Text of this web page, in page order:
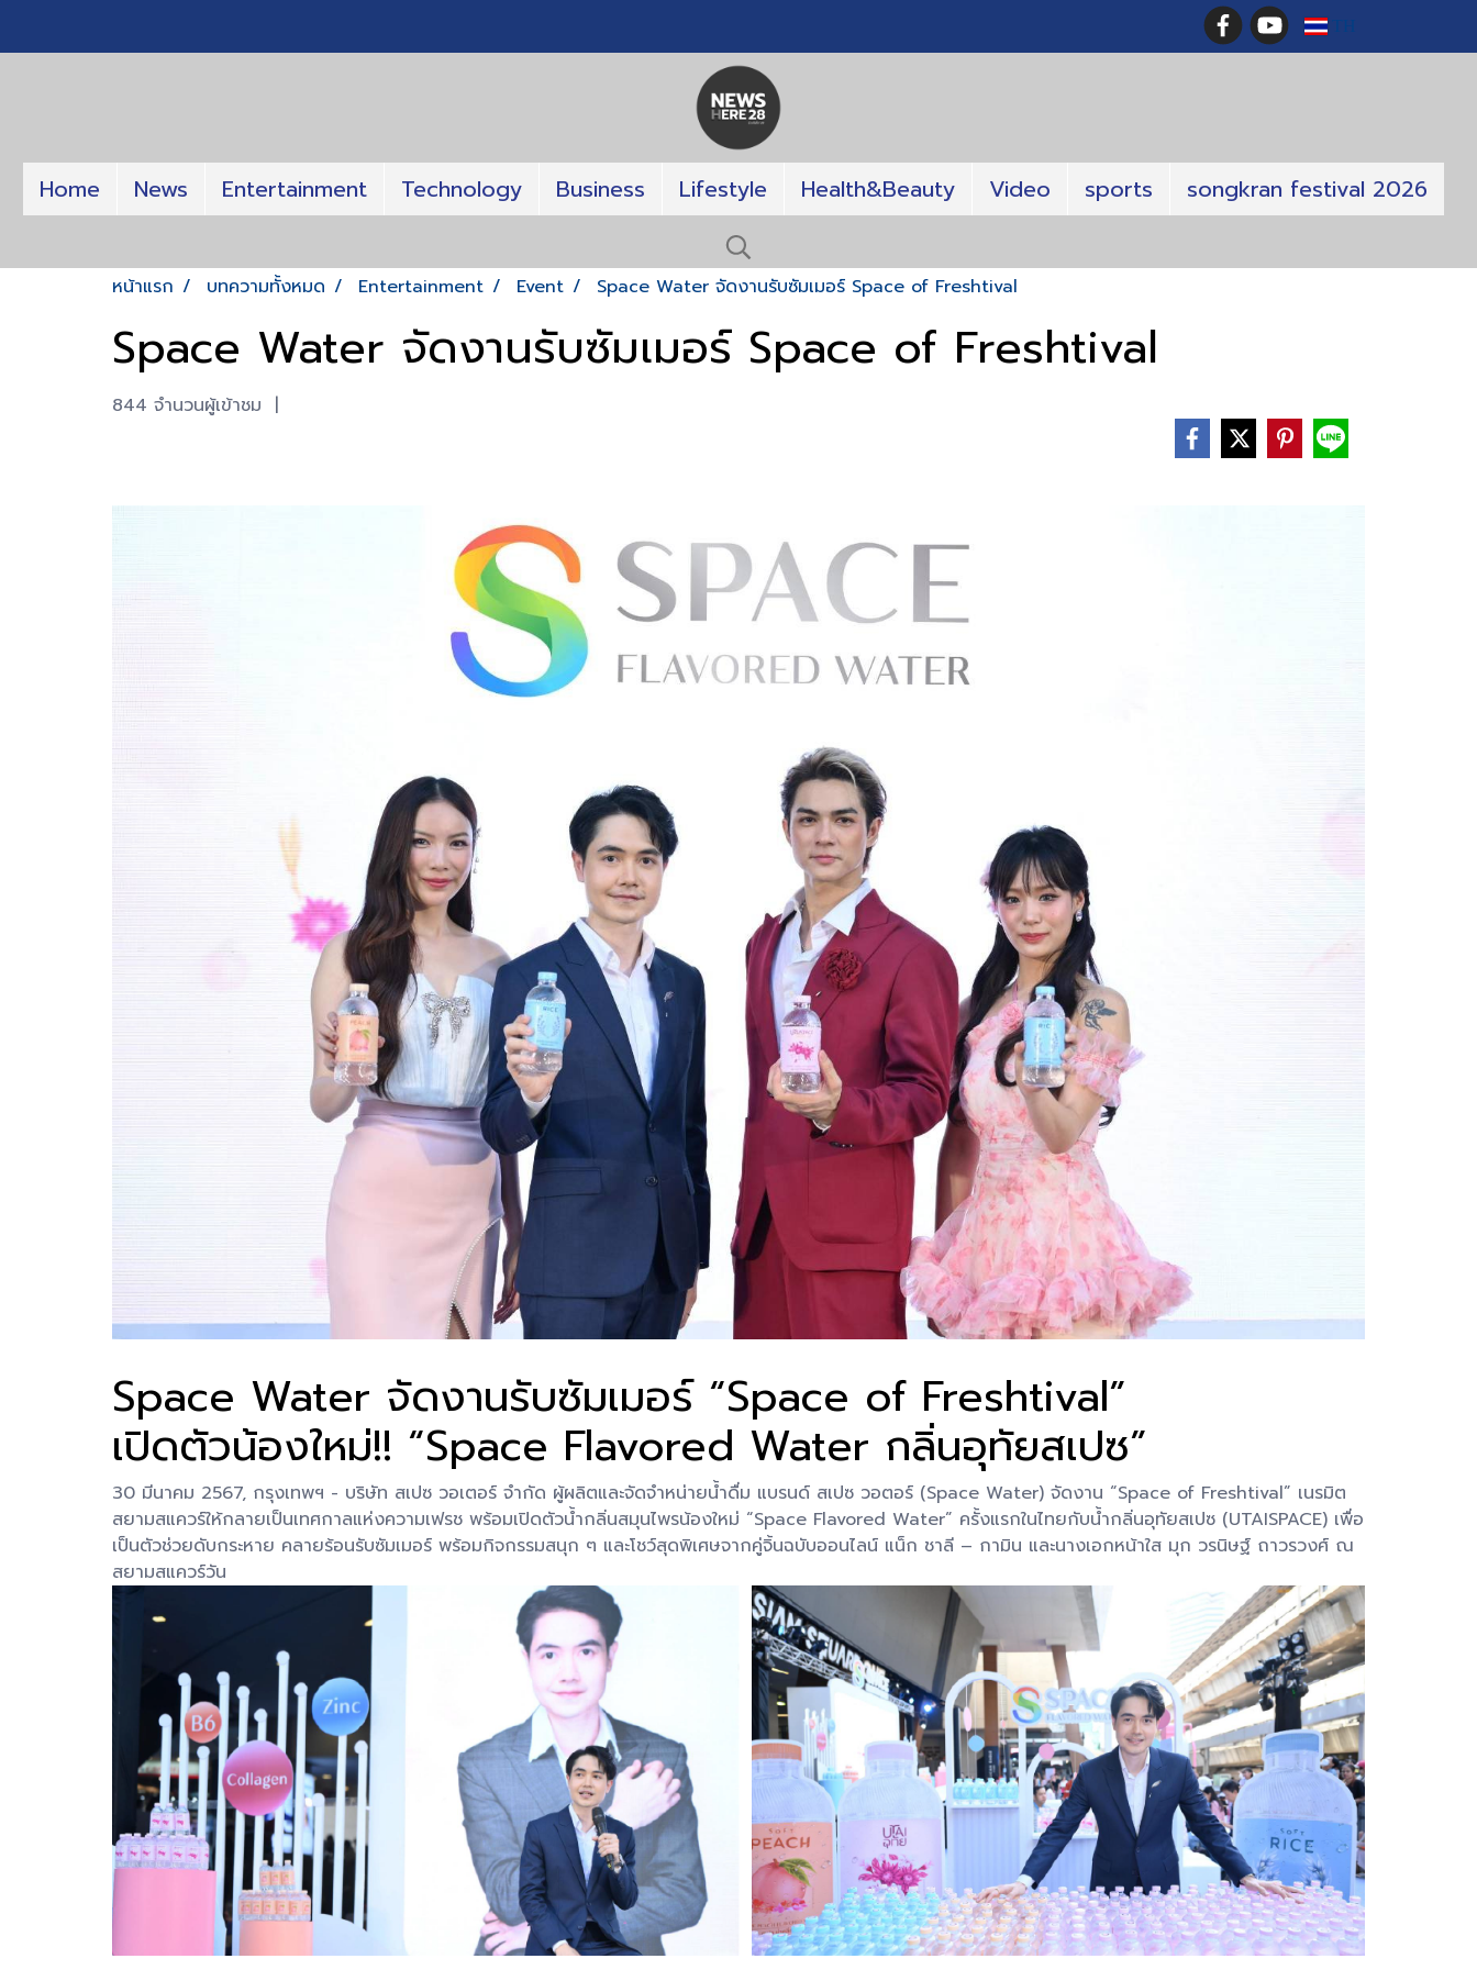
TH
Home News Entertainment Technology Business Lifestyle Health&Beauty Video sports songkran festival 2026
หน้าแรก บทความทั้งหมด Entertainment Event Space Water จัดงานรับซัมเมอร์ Space of Freshtival
Space Water จัดงานรับซัมเมอร์ Space of Freshtival
844 จำนวนผู้เข้าชม |
Space Water จัดงานรับซัมเมอร์ “Space of Freshtival”
เปิดตัวน้องใหม่!! “Space Flavored Water กลิ่นอุทัยสเปซ”
30 มีนาคม 2567, กรุงเทพฯ - บริษัท สเปซ วอเตอร์ จำกัด ผู้ผลิตและจัดจำหน่ายน้ำดื่ม แบรนด์ สเปซ วอตอร์ (Space Water) จัดงาน “Space of Freshtival” เนรมิต
สยามสแควร์ให้กลายเป็นเทศกาลแห่งความเฟรช พร้อมเปิดตัวน้ำกลิ่นสมุนไพรน้องใหม่ “Space Flavored Water” ครั้งแรกในไทยกับน้ำกลิ่นอุทัยสเปซ (UTAISPACE) เพื่อ
เป็นตัวช่วยดับกระหาย คลายร้อนรับซัมเมอร์ พร้อมกิจกรรมสนุก ๆ และโชว์สุดพิเศษจากคู่จิ้นฉบับออนไลน์ แน็ก ชาลี – กามิน และนางเอกหน้าใส มุก วรนิษฐ์ ถาวรวงศ์ ณ
สยามสแควร์วัน